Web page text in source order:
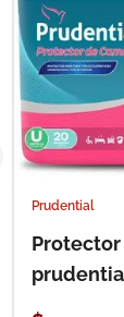
Prudential
Protector